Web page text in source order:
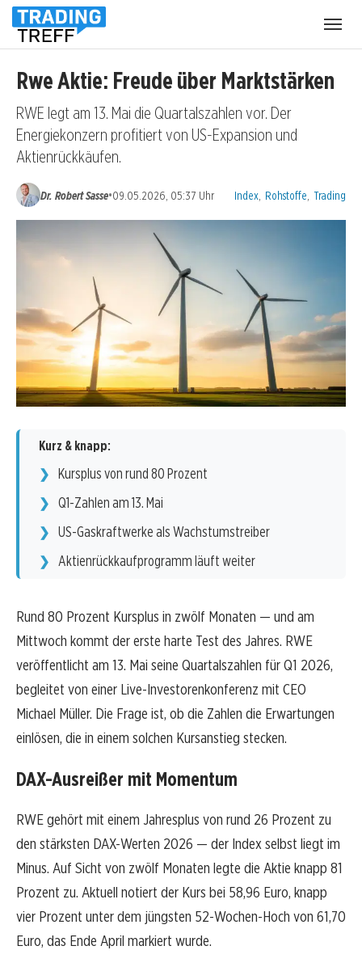
Rwe Aktie: Freude über Marktstärken
RWE legt am 13. Mai die Quartalszahlen vor. Der
Energiekonzern profitiert von US-Expansion und
Aktienrückkäufen.
Dr. Robert Sasse•09.05.2026, 05:37 Uhr Kategorien:
Index Rohstoffe Trading
Kurz & knapp:
Kursplus von rund 80 Prozent
Q1-Zahlen am 13. Mai
US-Gaskraftwerke als Wachstumstreiber
Aktienrückkaufprogramm läuft weiter
Rund 80 Prozent Kursplus in zwölf Monaten — und am
Mittwoch kommt der erste harte Test des Jahres. RWE
veröffentlicht am 13. Mai seine Quartalszahlen für Q1 2026,
begleitet von einer Live-Investorenkonferenz mit CEO
Michael Müller. Die Frage ist, ob die Zahlen die Erwartungen
einlösen, die in einem solchen Kursanstieg stecken.
DAX-Ausreißer mit Momentum
RWE gehört mit einem Jahresplus von rund 26 Prozent zu
den stärksten DAX-Werten 2026 — der Index selbst liegt im
Minus. Auf Sicht von zwölf Monaten legte die Aktie knapp 81
Prozent zu. Aktuell notiert der Kurs bei 58,96 Euro, knapp
vier Prozent unter dem jüngsten 52-Wochen-Hoch von 61,70
Euro, das Ende April markiert wurde.